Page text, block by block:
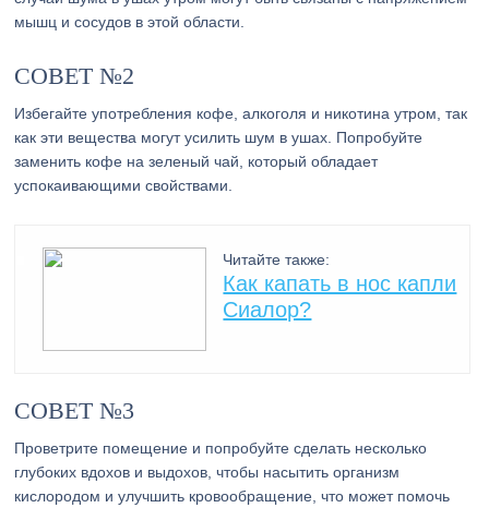
мышц и сосудов в этой области.
СОВЕТ №2
Избегайте употребления кофе, алкоголя и никотина утром, так
как эти вещества могут усилить шум в ушах. Попробуйте
заменить кофе на зеленый чай, который обладает
успокаивающими свойствами.
Читайте также:
Как капать в нос капли
Сиалор?
СОВЕТ №3
Проветрите помещение и попробуйте сделать несколько
глубоких вдохов и выдохов, чтобы насытить организм
кислородом и улучшить кровообращение, что может помочь